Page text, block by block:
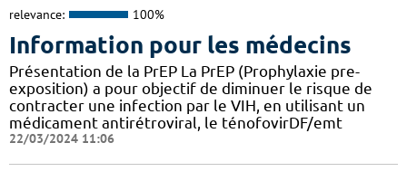
relevance: 100%
Information pour les médecins
Présentation de la PrEP La PrEP (Prophylaxie pre-
exposition) a pour objectif de diminuer le risque de
contracter une infection par le VIH, en utilisant un
médicament antirétroviral, le ténofovirDF/emt
22/03/2024 11:06